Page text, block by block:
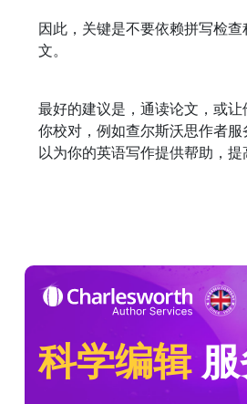
因此，关键是不要依赖拼写检
文。
最好的建议是，通读论文，或
你校对，例如查尔斯沃思作者
以为你的英语写作提供帮助，提
科学编辑